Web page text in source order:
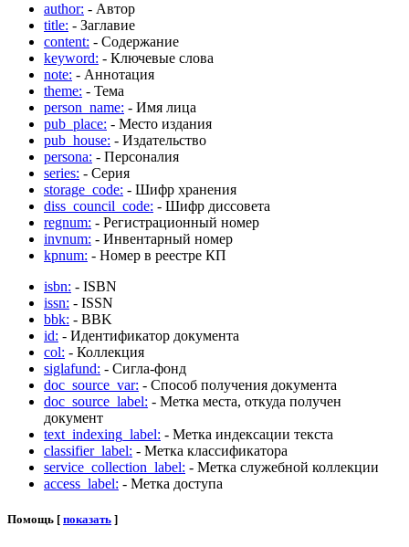
author: - Автор
title: - Заглавие
content: - Содержание
keyword: - Ключевые слова
note: - Аннотация
theme: - Тема
person_name: - Имя лица
pub_place: - Место издания
pub_house: - Издательство
persona: - Персоналия
series: - Серия
storage_code: - Шифр хранения
diss_council_code: - Шифр диссовета
regnum: - Регистрационный номер
invnum: - Инвентарный номер
kpnum: - Номер в реестре КП
isbn: - ISBN
issn: - ISSN
bbk: - BBK
id: - Идентификатор документа
col: - Коллекция
siglafund: - Сигла-фонд
doc_source_var: - Способ получения документа
doc_source_label: - Метка места, откуда получен
документ
text_indexing_label: - Метка индексации текста
classifier_label: - Метка классификатора
service_collection_label: - Метка служебной коллекции
access_label: - Метка доступа
Помощь [ показать ]